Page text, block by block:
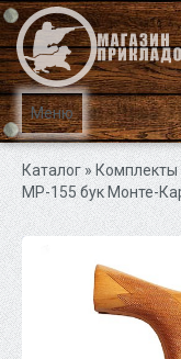
Меню
Каталог» Комплекты
МР-155 бук Монте-